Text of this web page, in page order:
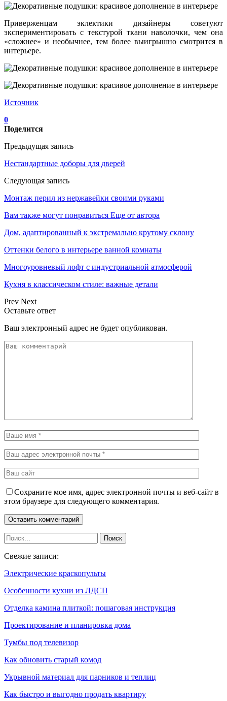
Приверженцам эклектики дизайнеры советуют
экспериментировать с текстурой ткани наволочки, чем она
«сложнее» и необычнее, тем более выигрышно смотрится в
интерьере.
Источник
0
Поделится
Предыдущая запись
Нестандартные доборы для дверей
Следующая запись
Монтаж перил из нержавейки своими руками
Вам также могут понравиться Еще от автора
Дом, адаптированный к экстремально крутому склону
Оттенки белого в интерьере ванной комнаты
Многоуровневый лофт с индустриальной атмосферой
Кухня в классическом стиле: важные детали
Prev Next
Оставьте ответ
Ваш электронный адрес не будет опубликован.
Сохраните мое имя, адрес электронной почты и веб-сайт в
этом браузере для следующего комментария.
Свежие записи:
Электрические краскопульты
Особенности кухни из ЛДСП
Отделка камина плиткой: пошаговая инструкция
Проектирование и планировка дома
Тумбы под телевизор
Как обновить старый комод
Укрывной материал для парников и теплиц
Как быстро и выгодно продать квартиру